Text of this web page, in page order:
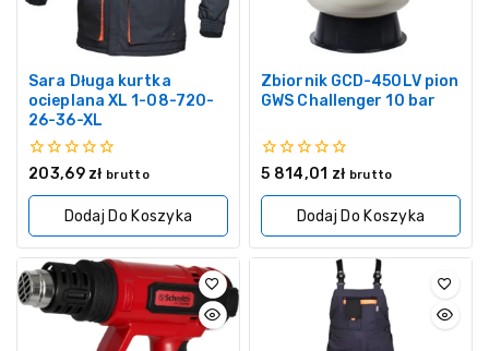
Sara Długa kurtka
ocieplana XL 1-08-720-
26-36-XL
0
5
203,69 zł brutto
Dodaj Do Koszyka
Zbiornik GCD-450LV pion
GWS Challenger 10 bar
0
5
5 814,01 zł brutto
Dodaj Do Koszyka